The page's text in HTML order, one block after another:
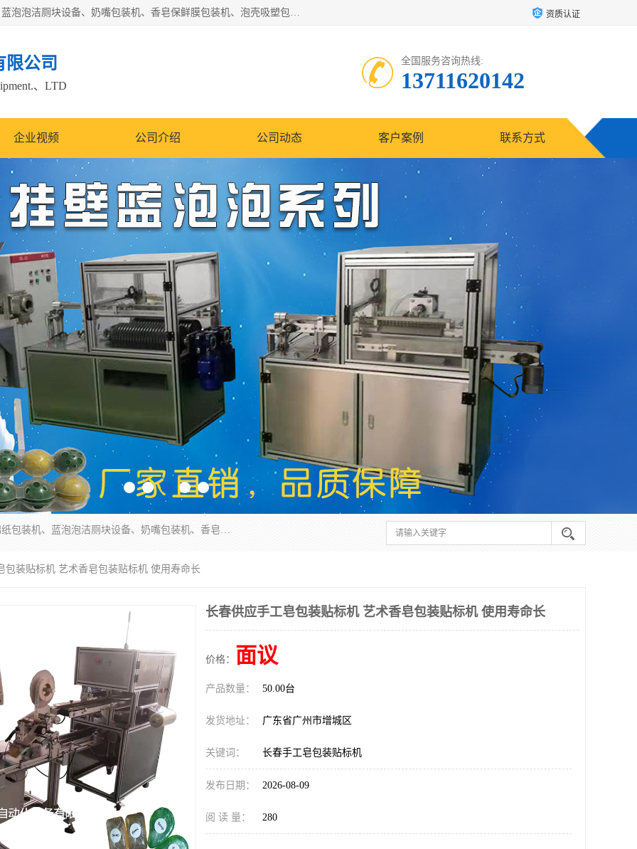
广州盈溢鑫自动化设备有限公司主要产品有茶饼棉纸包装机、蓝泡泡洁厕块设备、奶嘴包装机、香皂保鲜膜包装机、泡壳吸塑包装机、手工皂包装机、百褶机等产品，并根据客户要求生产非标自动化机械及生产线。欢迎广大客户来电咨询！ 资质认证
限公司
、LTD
全国服务咨询热线:
13711620142
企业视频 公司介绍 公司动态 客户案例 联系方式
广州盈溢鑫自动化设备有限公司主要产品有茶饼棉纸包装机、蓝泡泡洁厕块设备、奶嘴包装机、香皂保鲜膜包装机、泡壳吸塑包装机、手工皂包装机、百褶机等产品，并根据客户要求生产非标自动化机械及生产线。欢迎广大客户来电咨询！
包装贴标机 艺术香皂包装贴标机 使用寿命长
长春供应手工皂包装贴标机 艺术香皂包装贴标机 使用寿命长
价格： 面议
产品数量： 50.00台
发货地址： 广东省广州市增城区
关键词： 长春手工皂包装贴标机
发布日期： 2026-08-09
阅 读 量： 280